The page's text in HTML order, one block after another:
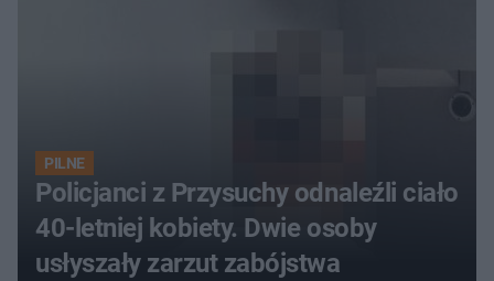
PILNE
Policjanci z Przysuchy odnaleźli ciało
40-letniej kobiety. Dwie osoby
usłyszały zarzut zabójstwa